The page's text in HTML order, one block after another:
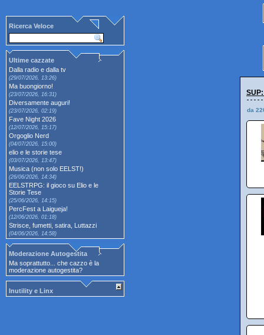
Ricerca Veloce
Ultime cazzate
Dalla radio e dalla tv
(29/07/2026, 13:26)
Ma buongiorno!
(23/07/2026, 16:31)
Diversamente auguri!
(23/07/2026, 02:19)
Fave Night 2026
(12/07/2026, 15:17)
Orgoglio Nerd
(04/07/2026, 15:00)
elio e le storie tese
(03/07/2026, 13:47)
Musica (non solo EELST!)
(26/06/2026, 14:34)
EELSTRPG: il gioco su Elio e le
Storie Tese
(25/06/2026, 14:15)
PercFest a Laigueja!
(12/06/2026, 01:18)
Strisce, fumetti, satira, Luttazzi
(04/06/2026, 14:58)
Moderazione Autogestita
Ma soprattutto... che cazzo è la
moderazione autogestita?
Inutility e Linx
da